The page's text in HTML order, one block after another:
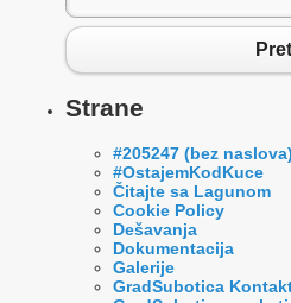
za:
Strane
#205247 (bez naslova)
#OstajemKodKuce
Čitajte sa Lagunom
Cookie Policy
Dešavanja
Dokumentacija
Galerije
GradSubotica